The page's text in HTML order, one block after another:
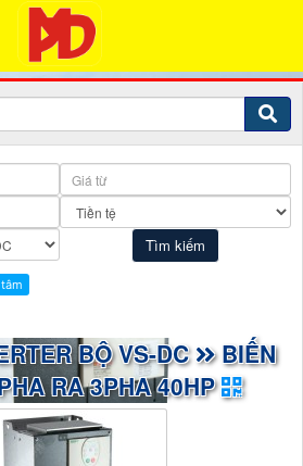
BỘ VS-DC
BIẾN
RA 3PHA 40HP